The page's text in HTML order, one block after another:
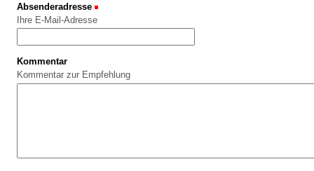
Absenderadresse
Ihre E-Mail-Adresse
Kommentar
Kommentar zur Empfehlung